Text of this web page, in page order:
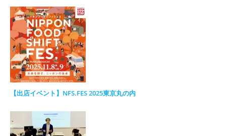
【出店イベント】NFS.FES 2025東京丸の内